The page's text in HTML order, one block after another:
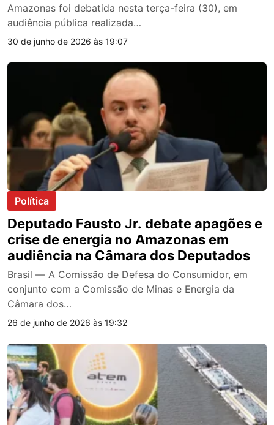
Amazonas foi debatida nesta terça-feira (30), em
audiência pública realizada…
30 de junho de 2026 às 19:07
Política
Deputado Fausto Jr. debate apagões e
crise de energia no Amazonas em
audiência na Câmara dos Deputados
Brasil — A Comissão de Defesa do Consumidor, em
conjunto com a Comissão de Minas e Energia da
Câmara dos…
26 de junho de 2026 às 19:32